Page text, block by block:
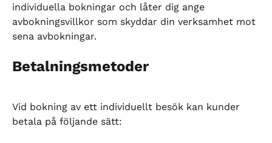
individuella bokningar och låter dig ange
avbokningsvillkor som skyddar din verksamhet mot
sena avbokningar.
Betalningsmetoder
Vid bokning av ett individuellt besök kan kunder
betala på följande sätt: